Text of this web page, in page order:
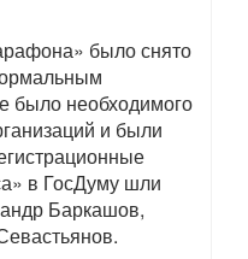
было снято
было необходимого
и были
в ГосДуму шли
Баркашов,